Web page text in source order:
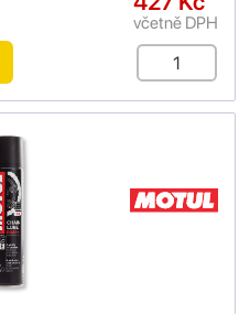
včetně DPH